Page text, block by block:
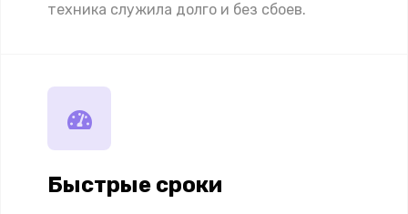
техника служила долго и без сбоев.
Быстрые сроки